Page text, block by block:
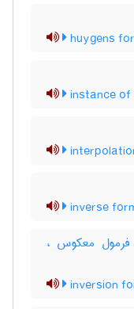
huygens
instance
inverse
فرمول معکوس ،
inversion